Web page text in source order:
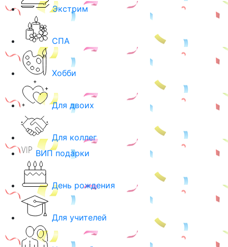
Экстрим
СПА
Хобби
Для двоих
Для коллег
ВИП подарки
День рождения
Для учителей